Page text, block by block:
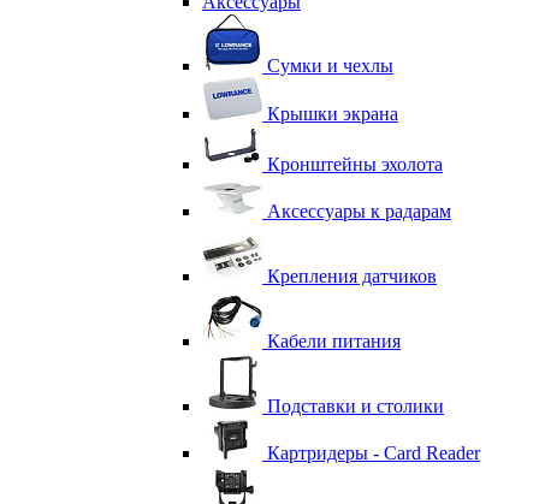
Сумки и чехлы
Крышки экрана
Кронштейны эхолота
Аксессуары к радарам
Крепления датчиков
Кабели питания
Подставки и столики
Картридеры - Card Reader